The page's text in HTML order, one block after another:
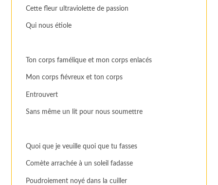
Cette fleur ultraviolette de passion
Qui nous étiole
Ton corps famélique et mon corps enlacés
Mon corps fiévreux et ton corps
Entrouvert
Sans même un lit pour nous soumettre
Quoi que je veuille quoi que tu fasses
Comète arrachée à un soleil fadasse
Poudroiement noyé dans la cuiller